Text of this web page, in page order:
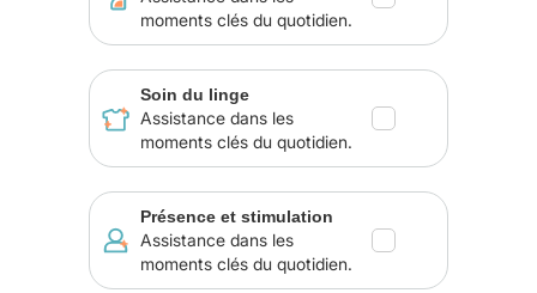
moments clés du quotidien.
Soin du linge
Assistance dans les
moments clés du quotidien.
Présence et stimulation
Assistance dans les
moments clés du quotidien.